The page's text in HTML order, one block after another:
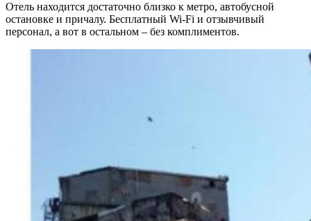
Отель находится достаточно близко к метро, автобусной
остановке и причалу. Бесплатный Wi-Fi и отзывчивый
персонал, а вот в остальном – без комплиментов.